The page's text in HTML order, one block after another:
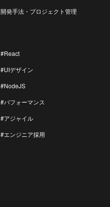
開発手法・プロジェクト管理
#React
#UIデザイン
#NodeJS
#パフォーマンス
#アジャイル
#エンジニア採用